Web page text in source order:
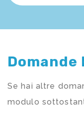
Se hai altre
modulo